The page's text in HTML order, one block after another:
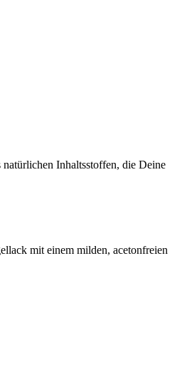
Inhaltsstoffen, die Deine
mit einem milden, acetonfreien